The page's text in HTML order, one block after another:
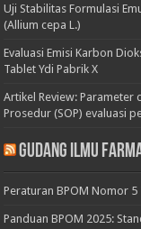
Uji Stabilitas Formulasi
(Allium cepa L.)
Evaluasi Emisi Karbon
Tablet Ydi Pabrik X
Artikel Review: Parameter
Prosedur (SOP) evaluasi
Gudang Ilmu
Peraturan BPOM Nomor 5
Panduan BPOM 2025: